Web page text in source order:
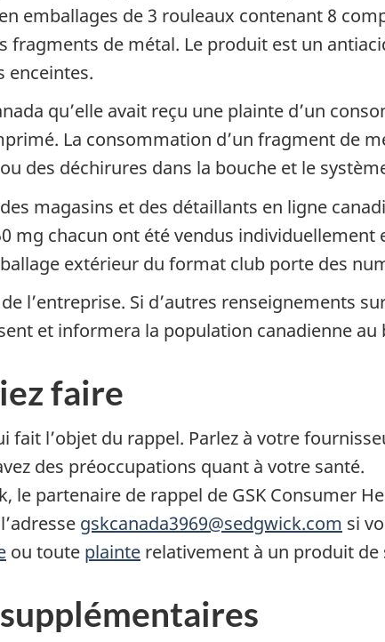
emballages de 3 rouleaux contenant 8
fragments de métal. Le produit est un
enceintes.
qu’elle avait reçu une plainte d’un
La consommation d’un fragment de
des déchirures dans la bouche et le
magasins et des détaillants en ligne
mg chacun ont été vendus
extérieur du format club porte des
l’entreprise. Si d’autres renseignements
et informera la population canadienne au
faire
fait l’objet du rappel. Parlez à votre
des préoccupations quant à votre santé.
le partenaire de rappel de GSK Consumer
gskcanada3969@sedgwick.com si
ou toute plainte relativement à un produit de